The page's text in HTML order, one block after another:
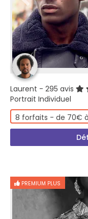
Laurent - 295 avis
Portrait Individuel
8 forfaits - de 70€
PREMIUM PLUS